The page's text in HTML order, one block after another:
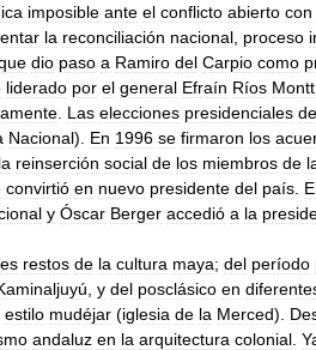
imposible ante el conflicto abierto con
la reconciliación nacional proceso
dio paso a Ramiro del Carpio como
liderado por el general Efraín Ríos Montt
Las elecciones presidenciales de
Nacional). En 1996 se firmaron los
la reinserción social de los miembros de
convirtió en nuevo presidente del país
y Óscar Berger accedió a la
restos de la cultura maya; del período
y del posclásico en
estilo mudéjar (iglesia de la Merced).
andaluz en la arquitectura colonial